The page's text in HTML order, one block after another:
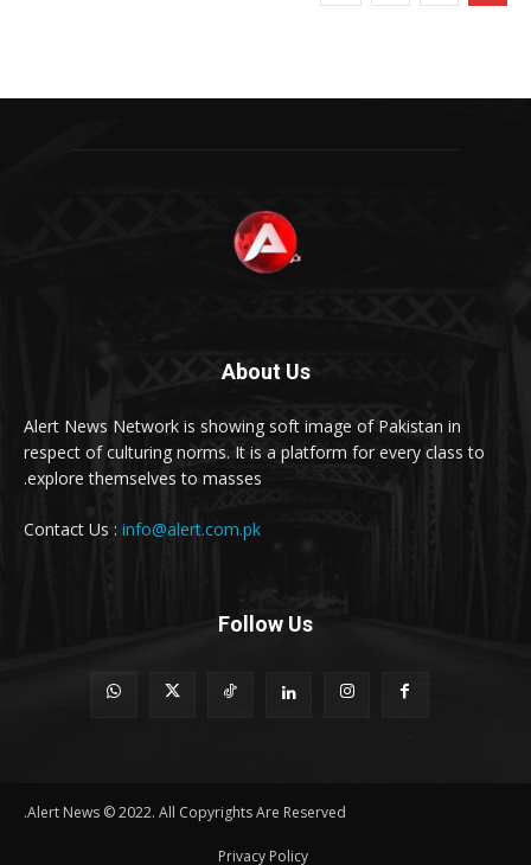
About Us
Alert News Network is showing soft image of Pakistan in
respect of culturing norms. It is a platform for every class to
explore themselves to masses.
Contact Us : info@alert.com.pk
Follow Us
Alert News © 2022. All Copyrights Are Reserved.
Privacy Policy